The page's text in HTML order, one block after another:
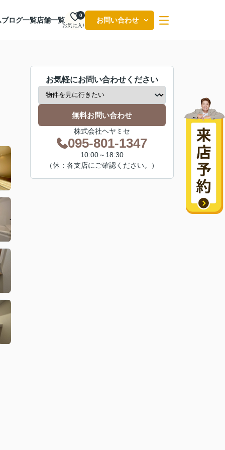
ブログ一覧店舗一覧
お気に入り
0
お問い合わせ
お気軽にお問い合わせください
無料お問い合わせ
株式会社ヘヤミセ
095-801-1347
10:00～18:30
（休：各支店にご確認ください。）